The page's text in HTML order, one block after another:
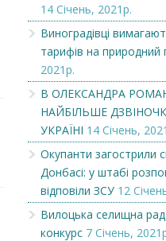
14 Січень, 2021р.
Виноградівці
тарифів на природний
2021р.
В ОЛЕКСАНДРА
НАЙБІЛЬШЕ
УКРАЇНІ 14 Січень,
Окупанти загострили
Донбасі: у штабі
відповіли ЗСУ 12
Вилоцька селищна
конкурс 7 Січень,